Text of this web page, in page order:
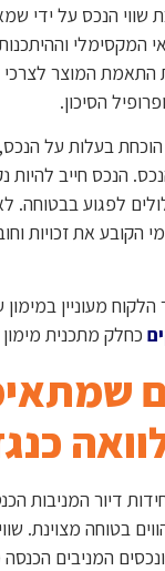
הנכס על ידי
המקסימלי
המוצר לצרכי
הסיכון.
בעלות על
הנכס חייב להיות
לפגוע בבטוחה.
הקובע את זכויות
מעוניין במימון
כחלק מתכנית
דיור המניבות
בטוחה מצוינת.
המניבים